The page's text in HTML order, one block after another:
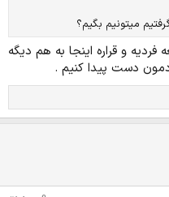
میتونیم بگیم؟
و قراره اینجا به هم دیگه
دست پیدا کنیم .